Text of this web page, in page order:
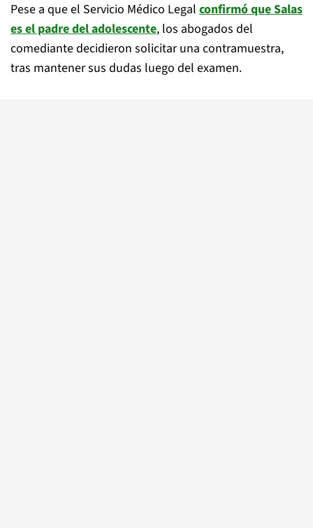
Pese a que el Servicio Médico Legal confirmó que Salas
es el padre del adolescente, los abogados del
comediante decidieron solicitar una contramuestra,
tras mantener sus dudas luego del examen.